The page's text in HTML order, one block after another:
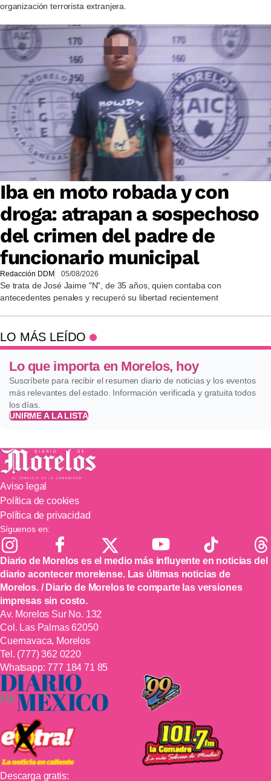
organización terrorista extranjera.
Iba en moto robada y con
droga: atrapan a sospechoso
del crimen del padre de
funcionario municipal
Redacción DDM 05/08/2026
Se trata de José Jaime "N", de 35 años, quien contaba con
antecedentes penales y recuperó su libertad recientement
LO MÁS LEÍDO
Lo que importa en Morelos, hoy
Suscríbete para recibir el resumen diario de noticias y los eventos
más relevantes del estado. Información verificada y gratuita todos
los días.
UNIRME A LA LISTA
Aviso legal
Política de cookies
Política de privacidad
Síguenos en:
Diario de Morelos es el medio más influyente en noticias del
diario acontecer morelense. Las últimas noticias de
Morelos. / Diario de Morelos te comparte las versiones
impresas sin costo.
Av. Morelos Sur No. 132
Col. Las Palmas 62050
Cuernavaca, Morelos
Tel. (777) 362 0220
Whatsapp:777 184 71 85
Descarga gratis: